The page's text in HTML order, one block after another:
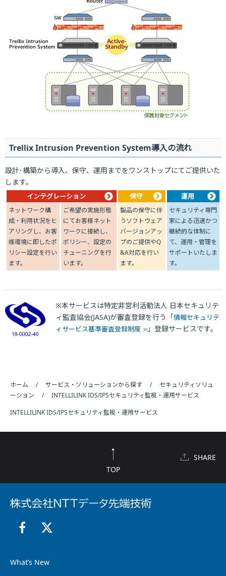
Trellix Intrusion Prevention System導入の流れ
設計･構築から導入、保守、運用までをワンストップにてご提供いた
します。
インテグレーション 保守 運用
ネットワーク構
成・利用状況をヒ
アリングし、お客
様環境に即したポ
リシー設定を行い
ます。
ご希望の実施形態
にてお客様ネット
ワークに接続し、
ポリシー、設定の
チューニングを行
います。
製品の保守に伴
うソフトウェア
バージョンアッ
プのご提供やQ
&A対応を行い
ます。
セキュリティ専門
家による迅速かつ
継続的な体制に
て、運用・管理を
サポートいたしま
す。
※本サービスは特定非営利活動法人 日本セキュリテ
ィ監査協会(JASA)が審査登録を行う「情報セキュリテ
ィサービス基準審査登録制度
」登録サービスです。
ホーム サービス・ソリューションから探す
セキュリティソリュ
ーション
INTELLILINK IDS/IPSセキュリティ監視・運用サービス
INTELLILINK IDS/IPSセキュリティ監視・運用サービス
TOP
SHARE
What’s New